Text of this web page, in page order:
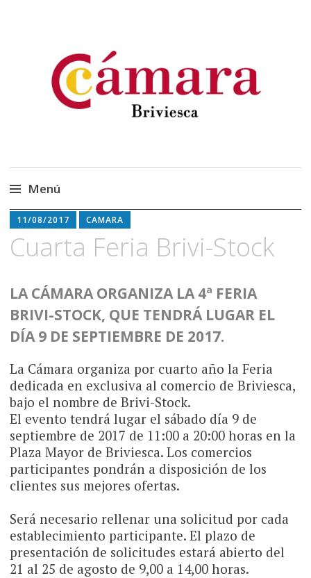
Menú
Saltar
al
contenido
11/08/2017 CAMARA
Cuarta Feria Brivi-Stock
LA CÁMARA ORGANIZA LA 4ª FERIA
BRIVI-STOCK, QUE TENDRÁ LUGAR EL
DÍA 9 DE SEPTIEMBRE DE 2017.
La Cámara organiza por cuarto año la Feria
dedicada en exclusiva al comercio de Briviesca,
bajo el nombre de Brivi-Stock.
El evento tendrá lugar el sábado día 9 de
septiembre de 2017 de 11:00 a 20:00 horas en la
Plaza Mayor de Briviesca. Los comercios
participantes pondrán a disposición de los
clientes sus mejores ofertas.
Será necesario rellenar una solicitud por cada
establecimiento participante. El plazo de
presentación de solicitudes estará abierto del
21 al 25 de agosto de 9,00 a 14,00 horas.